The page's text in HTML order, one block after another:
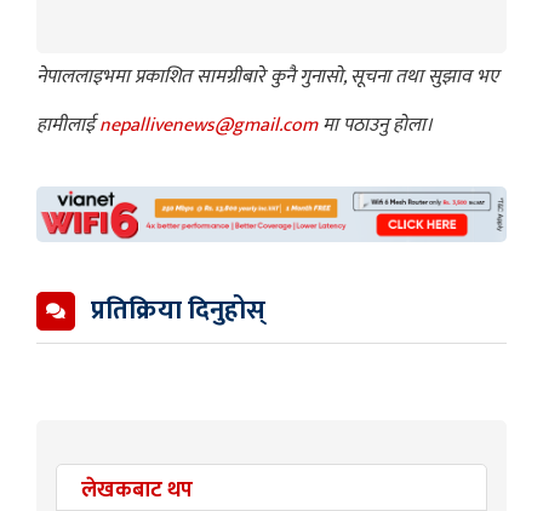
नेपाललाइभमा प्रकाशित सामग्रीबारे कुनै गुनासो, सूचना तथा सुझाव भए
हामीलाईnepallivenews@gmail.comमा पठाउनु होला।
प्रतिक्रिया दिनुहोस्
लेखकबाट थप